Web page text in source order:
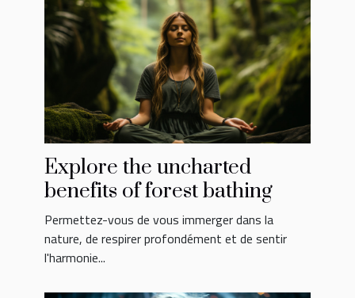
Explore the uncharted
benefits of forest bathing
Permettez-vous de vous immerger dans la
nature, de respirer profondément et de sentir
l'harmonie...